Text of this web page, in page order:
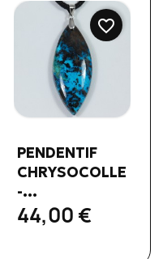
PENDENTIF
CHRYSOCOLLE
-...
44,00 €
favorite_border